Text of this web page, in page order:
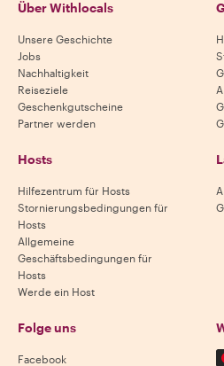
Über Withlocals
Unsere Geschichte
Jobs
Nachhaltigkeit
Reiseziele
Geschenkgutscheine
Partner werden
Hosts
Hilfezentrum für Hosts
Stornierungsbedingungen für
Hosts
Allgemeine
Geschäftsbedingungen für
Hosts
Werde ein Host
Folge uns
Facebook